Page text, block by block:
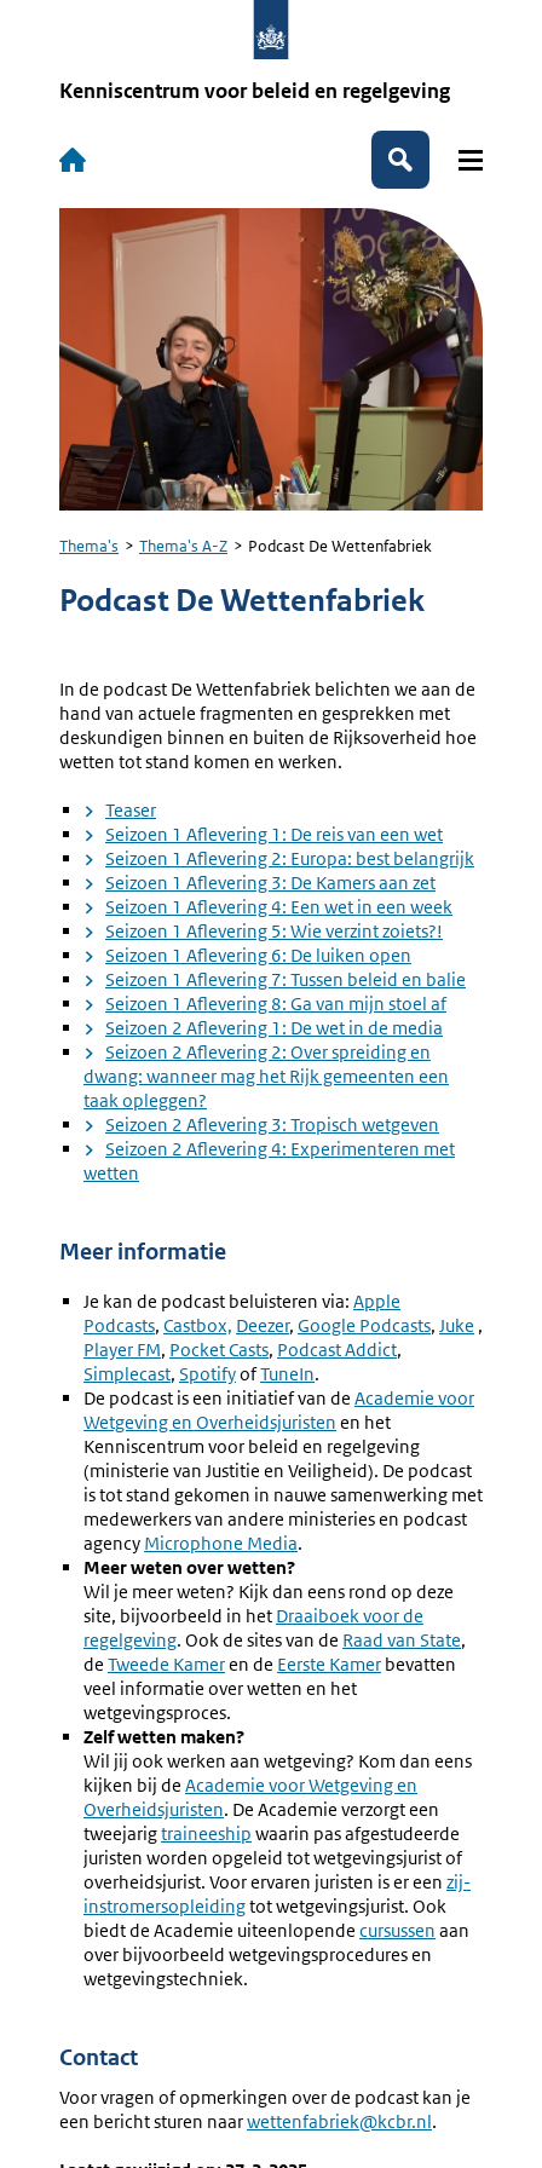
Kenniscentrum voor beleid en regelgeving
Hoofdnavigatie
Zoeken
Kruimelpad
Thema's Thema's A-Z Podcast De Wettenfabriek
Podcast De Wettenfabriek
In de podcast De Wettenfabriek belichten we aan de
hand van actuele fragmenten en gesprekken met
deskundigen binnen en buiten de Rijksoverheid hoe
wetten tot stand komen en werken.
Teaser
Seizoen 1 Aflevering 1: De reis van een wet
Seizoen 1 Aflevering 2: Europa: best belangrijk
Seizoen 1 Aflevering 3: De Kamers aan zet
Seizoen 1 Aflevering 4: Een wet in een week
Seizoen 1 Aflevering 5: Wie verzint zoiets?!
Seizoen 1 Aflevering 6: De luiken open
Seizoen 1 Aflevering 7: Tussen beleid en balie
Seizoen 1 Aflevering 8: Ga van mijn stoel af
Seizoen 2 Aflevering 1: De wet in de media
Seizoen 2 Aflevering 2: Over spreiding en
dwang: wanneer mag het Rijk gemeenten een
taak opleggen?
Seizoen 2 Aflevering 3: Tropisch wetgeven
Seizoen 2 Aflevering 4: Experimenteren met
wetten
Meer informatie
Je kan de podcast beluisteren via: Externe
link:
Apple
Podcasts, Externe
link:
Castbox, Externe
link:
Deezer, Externe
link:
Google Podcasts, Externe
Juke ,
Externe
link:
Player FM, Externe
link:
Pocket Casts, Externe
link:
Podcast Addict,
Simplecast, Externe
link:
SpotifyofExterne
link:
TuneIn.
De podcast is een initiatief van de Externe
link:
Academie voor
Wetgeving en Overheidsjuristen en het
Kenniscentrum voor beleid en regelgeving
(ministerie van Justitie en Veiligheid). De podcast
is tot stand gekomen in nauwe samenwerking met
medewerkers van andere ministeries en podcast
agency Externe
link:
Microphone Media.
Meer weten over wetten?
Wil je meer weten? Kijk dan eens rond op deze
site, bijvoorbeeld in het Draaiboek voor de
regelgeving. Ook de sites van de Externe
link:
Raad van State,
de Externe
link:
Tweede Kameren de Externe
link:
Eerste Kamer bevatten
veel informatie over wetten en het
wetgevingsproces.
Zelf wetten maken?
Wil jij ook werken aan wetgeving? Kom dan eens
kijken bij de Externe
link:
Academie voor Wetgeving en
Overheidsjuristen. De Academie verzorgt een
tweejarigExterne
link:
traineeship waarin pas afgestudeerde
juristen worden opgeleid tot wetgevingsjurist of
overheidsjurist. Voor ervaren juristen is er een Externe
zij-
instromersopleidingtot wetgevingsjurist. Ook
biedt de Academie uiteenlopende Externe
link:
cursussen aan
over bijvoorbeeld wetgevingsprocedures en
wetgevingstechniek.
Contact
Voor vragen of opmerkingen over de podcast kan je
een bericht sturen naarwettenfabriek@kcbr.nl.